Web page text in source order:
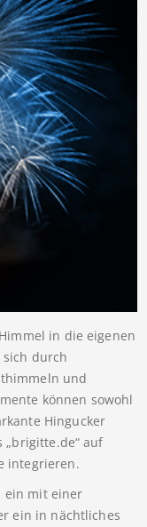
in die eigenen
sich durch
und
können sowohl
Hingucker
„brigitte.de“ auf
integrieren.
ein mit einer
ein in nächtliches